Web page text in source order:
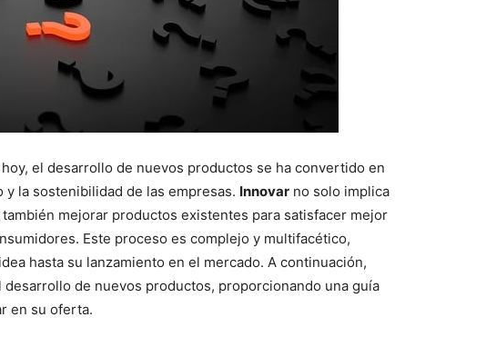
el desarrollo de nuevos productos se ha convertido en
la sostenibilidad de las empresas. Innovar no solo implica
mejorar productos existentes para satisfacer mejor
Este proceso es complejo y multifacético,
hasta su lanzamiento en el mercado. A continuación,
de nuevos productos, proporcionando una guía
en su oferta.